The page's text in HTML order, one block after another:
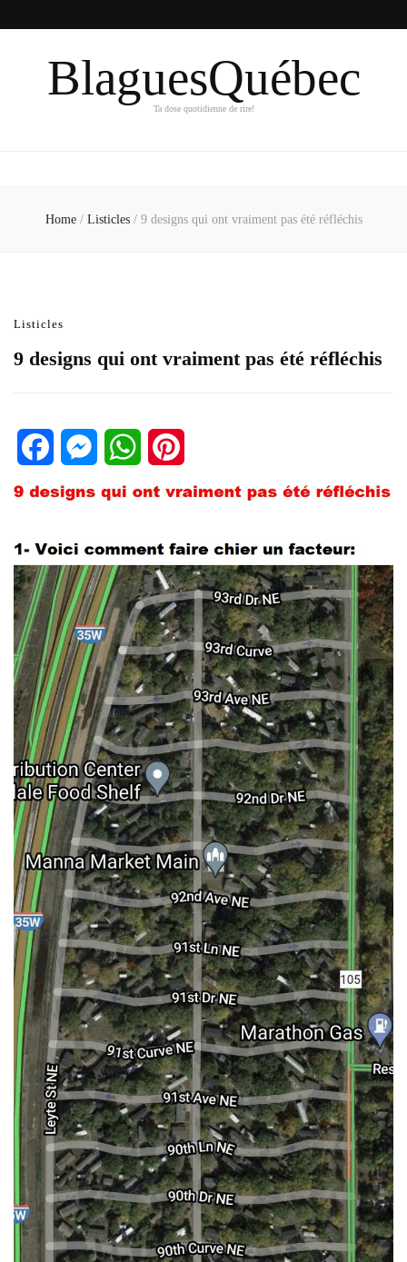
BlaguesQuébec
Ta dose quotidienne de rire!
Home / Listicles / 9 designs qui ont vraiment pas été réfléchis
Listicles
9 designs qui ont vraiment pas été réfléchis
FacebookMessengerWhatsAppPinterest